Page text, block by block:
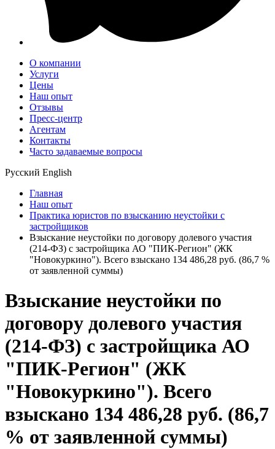
О компании
Услуги
Цены
Наш опыт
Отзывы
Пресс-центр
Агентам
Контакты
Часто задаваемые вопросы
Русский English
Главная
Наш опыт
Практика юристов по взысканию неустойки с
застройщиков
Взыскание неустойки по договору долевого участия
(214-ФЗ) с застройщика АО "ПИК-Регион" (ЖК
"Новокуркино"). Всего взыскано 134 486,28 руб. (86,7 %
от заявленной суммы)
Взыскание неустойки по
договору долевого участия
(214-ФЗ) с застройщика АО
"ПИК-Регион" (ЖК
"Новокуркино"). Всего
взыскано 134 486,28 руб. (86,7
% от заявленной суммы)